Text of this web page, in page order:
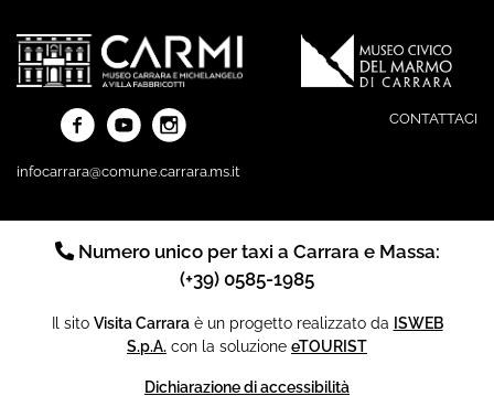
infocarrara@comune.carrara.ms.it
CONTATTACI
Numero unico per taxi a Carrara e Massa:
(+39) 0585-1985
Il sito Visita Carraraè un progetto realizzato da ISWEB
S.p.A. con la soluzione eTOURIST
Dichiarazione di accessibilità